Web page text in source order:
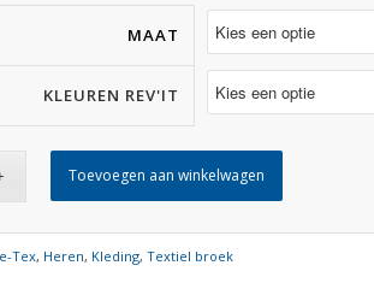
MAAT
KLEUREN REV'IT
Toevoegen aan winkelwagen
Tex, Heren, Kleding,Textiel broek